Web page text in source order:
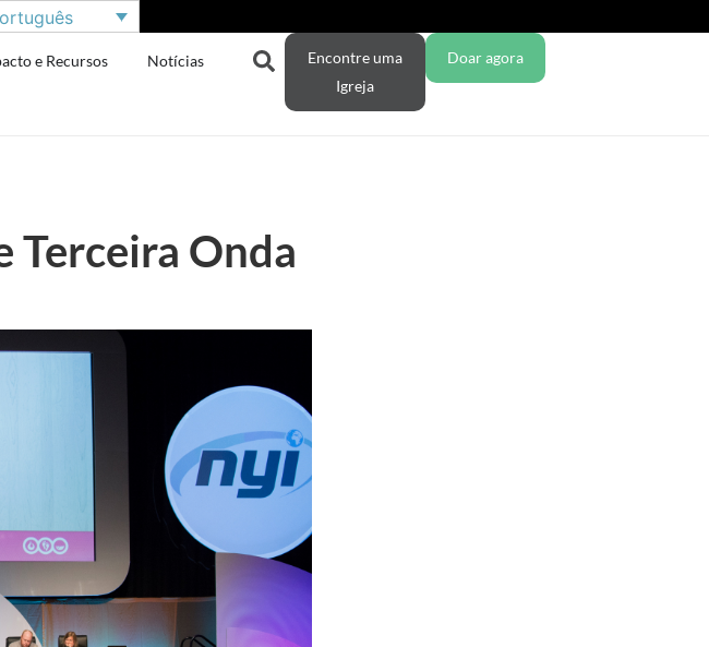
e Recursos Notícias
Encontre uma
Igreja
Doar agora
Terceira Onda